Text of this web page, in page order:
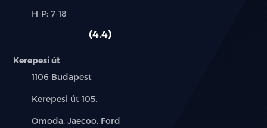
használt
Alkatrész,
H-P: 7-18
4.4
Kerepesi út
Település:
1106 Budapest
Cím:
Kerepesi út 105.
Márkák:
Omoda, Jaecoo, Ford